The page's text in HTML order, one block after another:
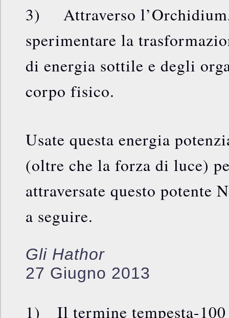
3) Attraverso
sperimentare la
di energia sottile e degli
corpo fisico.
Usate questa energia
(oltre che la forza di luce)
attraversate questo potente
a seguire.
Gli Hathor
27 Giugno 2013
1) Il termine tempesta-100